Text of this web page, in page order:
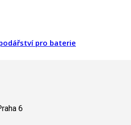
pro baterie
6